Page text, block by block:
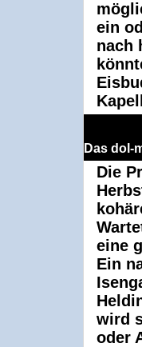
ein
nach
Das dol-
Die
eine
Ein
wird
oder